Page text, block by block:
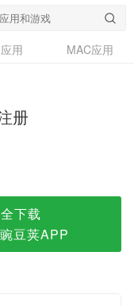
用
MAC应用
册
下载
豆荚APP